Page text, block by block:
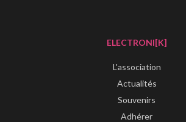
ELECTRONI[K]
L'association
Actualités
Souvenirs
Adhérer